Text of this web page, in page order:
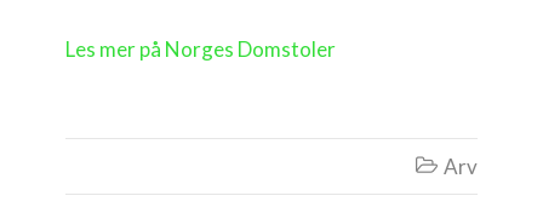
Les mer på Norges Domstoler
 Arv